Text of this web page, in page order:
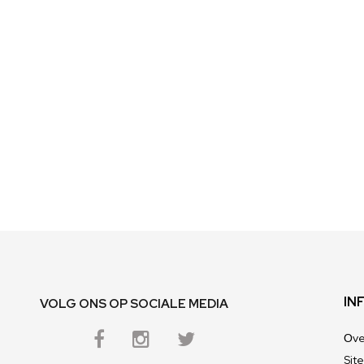
VOLG ONS OP SOCIALE MEDIA